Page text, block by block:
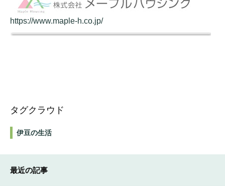
https://www.maple-h.co.jp/
タグクラウド
伊豆の生活
最近の記事